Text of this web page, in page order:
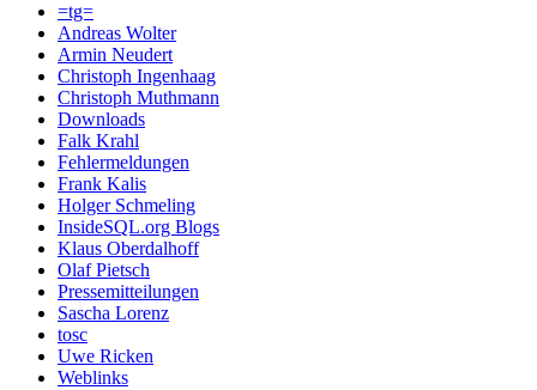
=tg=
Andreas Wolter
Armin Neudert
Christoph Ingenhaag
Christoph Muthmann
Downloads
Falk Krahl
Fehlermeldungen
Frank Kalis
Holger Schmeling
InsideSQL.org Blogs
Klaus Oberdalhoff
Olaf Pietsch
Pressemitteilungen
Sascha Lorenz
tosc
Uwe Ricken
Weblinks